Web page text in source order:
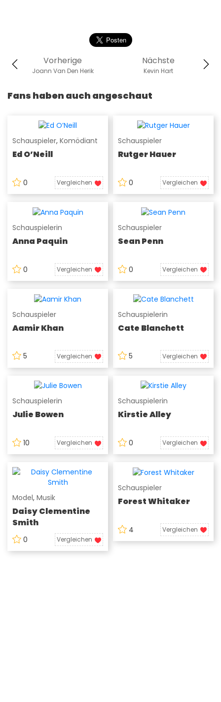
Nächste
Kevin Hart
Vorherige
Joann Van Den Herik
Fans haben auch angeschaut
Schauspieler, Komödiant
Ed O’Neill
0 Vergleichen
Schauspieler
Rutger Hauer
0 Vergleichen
Schauspielerin
Anna Paquin
0 Vergleichen
Schauspieler
Sean Penn
0 Vergleichen
Schauspieler
Aamir Khan
5 Vergleichen
Schauspielerin
Cate Blanchett
5 Vergleichen
Schauspielerin
Julie Bowen
10 Vergleichen
Schauspielerin
Kirstie Alley
0 Vergleichen
Model, Musik
Daisy Clementine
Smith
0 Vergleichen
Schauspieler
Forest Whitaker
4 Vergleichen